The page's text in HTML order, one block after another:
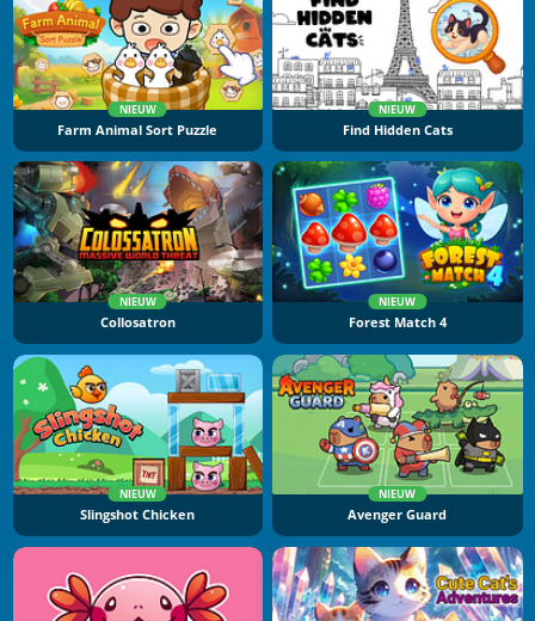
NIEUW
Farm Animal Sort Puzzle
NIEUW
Find Hidden Cats
NIEUW
Collosatron
NIEUW
Forest Match 4
NIEUW
Slingshot Chicken
NIEUW
Avenger Guard